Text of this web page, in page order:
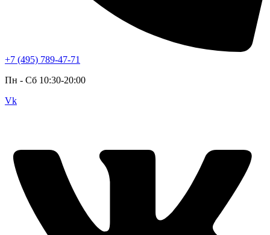
+7 (495) 789-47-71
Пн - Cб 10:30-20:00
Vk